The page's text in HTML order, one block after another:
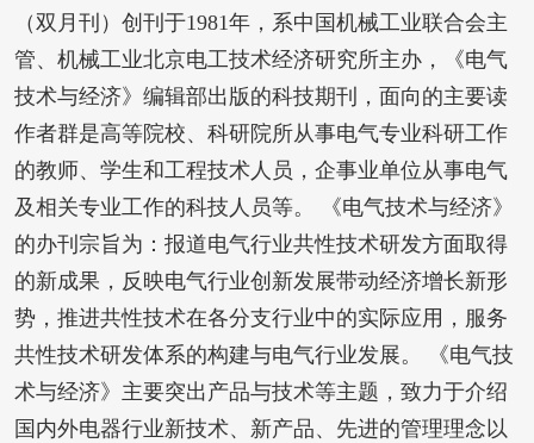
（双月刊）创刊于1981年，系中国机械工业联合会主
管、机械工业北京电工技术经济研究所主办，《电气
技术与经济》编辑部出版的科技期刊，面向的主要读
作者群是高等院校、科研院所从事电气专业科研工作
的教师、学生和工程技术人员，企事业单位从事电气
及相关专业工作的科技人员等。 《电气技术与经济》
的办刊宗旨为：报道电气行业共性技术研发方面取得
的新成果，反映电气行业创新发展带动经济增长新形
势，推进共性技术在各分支行业中的实际应用，服务
共性技术研发体系的构建与电气行业发展。 《电气技
术与经济》主要突出产品与技术等主题，致力于介绍
国内外电器行业新技术、新产品、先进的管理理念以